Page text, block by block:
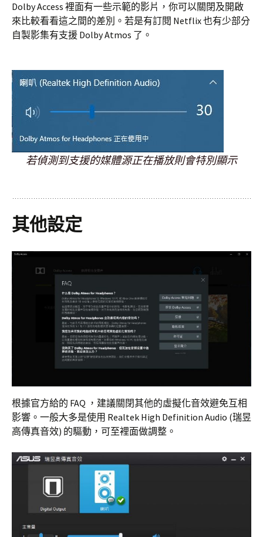
Dolby Access 裡面有一些示範的影片，你可以關閉及開啟
來比較看看這之間的差別。若是有訂閱 Netflix 也有少部分
自製影集有支援 Dolby Atmos 了。
若偵測到支援的媒體源正在播放則會特別顯示
其他設定
根據官方給的 FAQ ，建議關閉其他的虛擬化音效避免互相
影響。一般大多是使用 Realtek High Definition Audio (瑞昱
高傳真音效) 的驅動，可至裡面做調整。